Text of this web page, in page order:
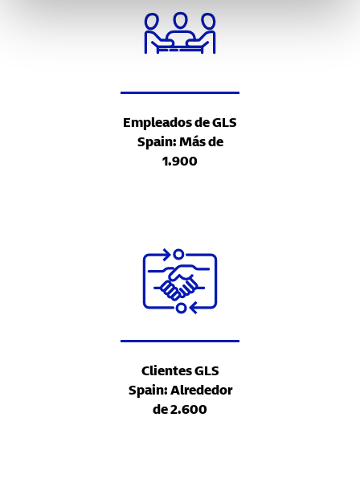
Empleados de GLS
Spain: Más de
1.900
Clientes GLS
Spain: Alrededor
de 2.600